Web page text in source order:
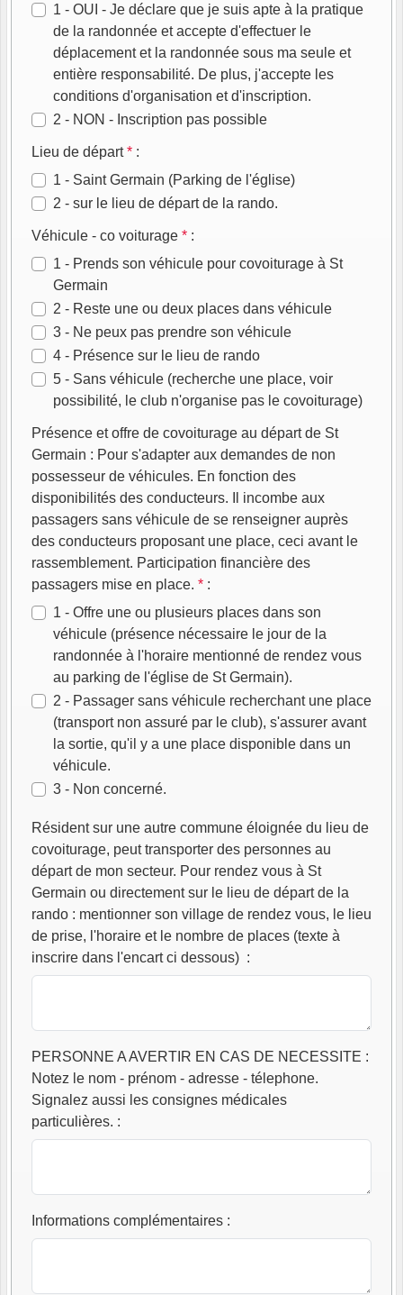
1 - OUI - Je déclare que je suis apte à la pratique
de la randonnée et accepte d'effectuer le
déplacement et la randonnée sous ma seule et
entière responsabilité. De plus, j'accepte les
conditions d'organisation et d'inscription.
2 - NON - Inscription pas possible
Lieu de départ* :
1 - Saint Germain (Parking de l'église)
2 - sur le lieu de départ de la rando.
Véhicule - co voiturage * :
1 - Prends son véhicule pour covoiturage à St
Germain
2 - Reste une ou deux places dans véhicule
3 - Ne peux pas prendre son véhicule
4 - Présence sur le lieu de rando
5 - Sans véhicule (recherche une place, voir
possibilité, le club n'organise pas le covoiturage)
Présence et offre de covoiturage au départ de St
Germain : Pour s'adapter aux demandes de non
possesseur de véhicules. En fonction des
disponibilités des conducteurs. Il incombe aux
passagers sans véhicule de se renseigner auprès
des conducteurs proposant une place, ceci avant le
rassemblement. Participation financière des
passagers mise en place. * :
1 - Offre une ou plusieurs places dans son
véhicule (présence nécessaire le jour de la
randonnée à l'horaire mentionné de rendez vous
au parking de l'église de St Germain).
2 - Passager sans véhicule recherchant une place
(transport non assuré par le club), s'assurer avant
la sortie, qu'il y a une place disponible dans un
véhicule.
3 - Non concerné.
Résident sur une autre commune éloignée du lieu de
covoiturage, peut transporter des personnes au
départ de mon secteur. Pour rendez vous à St
Germain ou directement sur le lieu de départ de la
rando : mentionner son village de rendez vous, le lieu
de prise, l'horaire et le nombre de places (texte à
inscrire dans l'encart ci dessous) :
PERSONNE A AVERTIR EN CAS DE NECESSITE :
Notez le nom - prénom - adresse - télephone.
Signalez aussi les consignes médicales
particulières. :
Informations complémentaires :